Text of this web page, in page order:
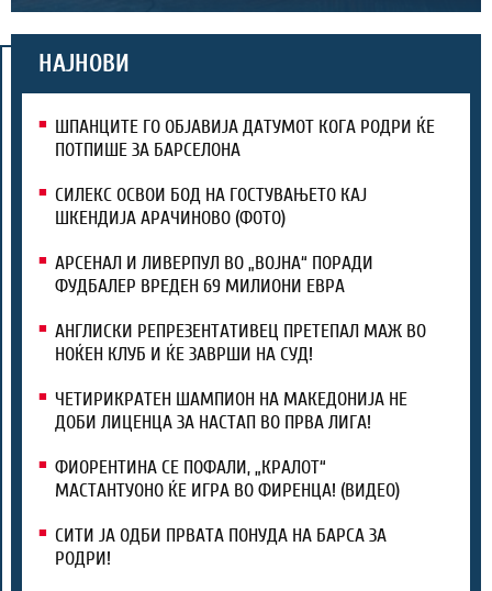
НАЈНОВИ
ШПАНЦИТЕ ГО ОБЈАВИЈА ДАТУМОТ КОГА РОДРИ ЌЕ
ПОТПИШЕ ЗА БАРСЕЛОНА
СИЛЕКС ОСВОИ БОД НА ГОСТУВАЊЕТО КАЈ
ШКЕНДИЈА АРАЧИНОВО (ФОТО)
АРСЕНАЛ И ЛИВЕРПУЛ ВО „ВОЈНА“ ПОРАДИ
ФУДБАЛЕР ВРЕДЕН 69 МИЛИОНИ ЕВРА
АНГЛИСКИ РЕПРЕЗЕНТАТИВЕЦ ПРЕТЕПАЛ МАЖ ВО
НОЌЕН КЛУБ И ЌЕ ЗАВРШИ НА СУД!
ЧЕТИРИКРАТЕН ШАМПИОН НА МАКЕДОНИЈА НЕ
ДОБИ ЛИЦЕНЦА ЗА НАСТАП ВО ПРВА ЛИГА!
ФИОРЕНТИНА СЕ ПОФАЛИ, „КРАЛОТ“
МАСТАНТУОНО ЌЕ ИГРА ВО ФИРЕНЦА! (ВИДЕО)
СИТИ ЈА ОДБИ ПРВАТА ПОНУДА НА БАРСА ЗА
РОДРИ!